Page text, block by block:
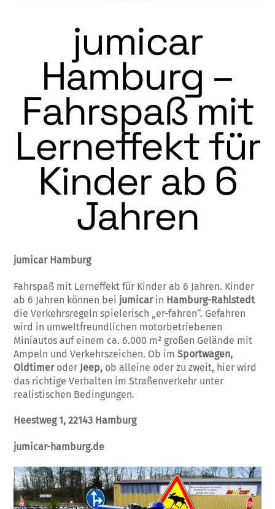
jumicar
Hamburg –
Fahrspaß mit
Lerneffekt für
Kinder ab 6
Jahren
jumicar Hamburg
Fahrspaß mit Lerneffekt für Kinder ab 6 Jahren. Kinder
ab 6 Jahren können bei jumicarin Hamburg-Rahlstedt
die Verkehrsregeln spielerisch „er-fahren“. Gefahren
wird in umweltfreundlichen motorbetriebenen
Miniautos auf einem ca. 6.000 m² großen Gelände mit
Ampeln und Verkehrszeichen. Ob imSportwagen,
Oldtimeroder Jeep, ob alleine oder zu zweit, hier wird
das richtige Verhalten im Straßenverkehr unter
realistischen Bedingungen.
Heestweg 1, 22143 Hamburg
jumicar-hamburg.de